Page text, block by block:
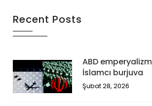
Recent Posts
ABD
İslamcı burjuva
Şubat 28, 2026